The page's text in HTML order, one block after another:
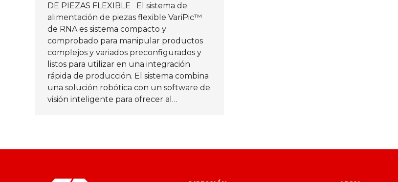
DE PIEZAS FLEXIBLE El sistema de
alimentación de piezas flexible VariPic™
de RNA es sistema compacto y
comprobado para manipular productos
complejos y variados preconfigurados y
listos para utilizar en una integración
rápida de producción. El sistema combina
una solución robótica con un software de
visión inteligente para ofrecer al…